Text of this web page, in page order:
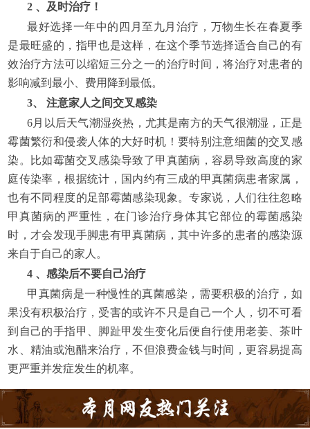
2 、及时治疗！
最好选择一年中的四月至九月治疗，万物生长在春夏季
是最旺盛的，指甲也是这样，在这个季节选择适合自己的有
效治疗方法可以缩短三分之一的治疗时间，将治疗对患者的
影响减到最小、费用降到最低。
3、 注意家人之间交叉感染
6月以后天气潮湿炎热，尤其是南方的天气很潮湿，正是
霉菌繁衍和侵袭人体的大好时机！要特别注意细菌的交叉感
染。比如霉菌交叉感染导致了甲真菌病，容易导致高度的家
庭传染率，根据统计，国内约有三成的甲真菌病患者家属，
也有不同程度的足部霉菌感染现象。专家说，人们往往忽略
甲真菌病的严重性，在门诊治疗身体其它部位的霉菌感染
时，才会发现手脚患有甲真菌病，其中许多的患者的感染源
来自于自己的家人。
4 、感染后不要自己治疗
甲真菌病是一种慢性的真菌感染，需要积极的治疗，如
果没有积极治疗，受害的或许不只是自己一个人，切不可看
到自己的手指甲、脚趾甲发生变化后便自行使用老姜、茶叶
水、精油或泡醋来治疗，不但浪费金钱与时间，更容易提高
更严重并发症发生的机率。